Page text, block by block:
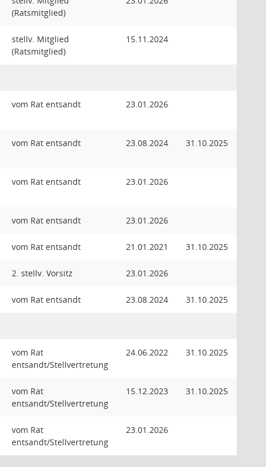
(Ratsmitglied)
stellv. Mitglied
(Ratsmitglied)
15.11.2024
vom Rat entsandt 23.01.2026
vom Rat entsandt 23.08.2024 31.10.2025
vom Rat entsandt 23.01.2026
vom Rat entsandt 23.01.2026
vom Rat entsandt 21.01.2021 31.10.2025
2. stellv. Vorsitz 23.01.2026
vom Rat entsandt 23.08.2024 31.10.2025
vom Rat
entsandt/Stellvertretung
24.06.2022 31.10.2025
vom Rat
entsandt/Stellvertretung
15.12.2023 31.10.2025
vom Rat
entsandt/Stellvertretung
23.01.2026